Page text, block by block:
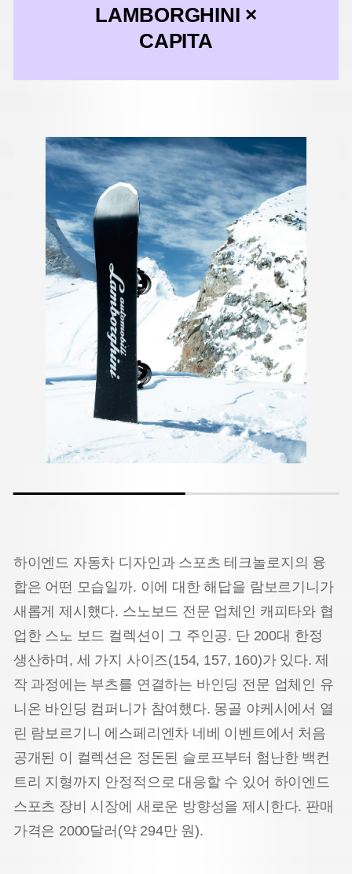
LAMBORGHINI ×
CAPITA
하이엔드 자동차 디자인과 스포츠 테크놀로지의 융
합은 어떤 모습일까. 이에 대한 해답을 람보르기니가
새롭게 제시했다. 스노보드 전문 업체인 캐피타와 협
업한 스노 보드 컬렉션이 그 주인공. 단 200대 한정
생산하며, 세 가지 사이즈(154, 157, 160)가 있다. 제
작 과정에는 부츠를 연결하는 바인딩 전문 업체인 유
니온 바인딩 컴퍼니가 참여했다. 몽골 야케시에서 열
린 람보르기니 에스페리엔차 네베 이벤트에서 처음
공개된 이 컬렉션은 정돈된 슬로프부터 험난한 백컨
트리 지형까지 안정적으로 대응할 수 있어 하이엔드
스포츠 장비 시장에 새로운 방향성을 제시한다. 판매
가격은 2000달러(약 294만 원).